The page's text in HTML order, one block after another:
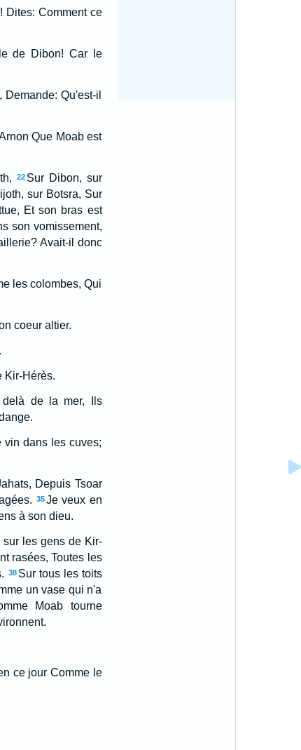
Dites: Comment ce
de Dibon! Car le
Qu'est-il
Que Moab est
22 Sur Dibon, sur
sur Botsra, Sur
Et son bras est
son vomissement,
Avait-il donc
les colombes, Qui
coeur altier.
Kir-Hérès.
de la mer, Ils
vin dans les cuves;
Depuis Tsoar
35Je veux en
à son dieu.
les gens de Kir-
rasées, Toutes les
38 Sur tous les toits
un vase qui n'a
Moab tourne
ce jour Comme le